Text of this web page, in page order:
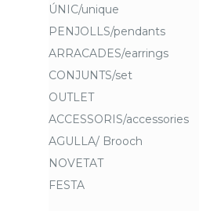
ÚNIC/unique
PENJOLLS/pendants
ARRACADES/earrings
CONJUNTS/set
OUTLET
ACCESSORIS/accessories
AGULLA/ Brooch
NOVETAT
FESTA